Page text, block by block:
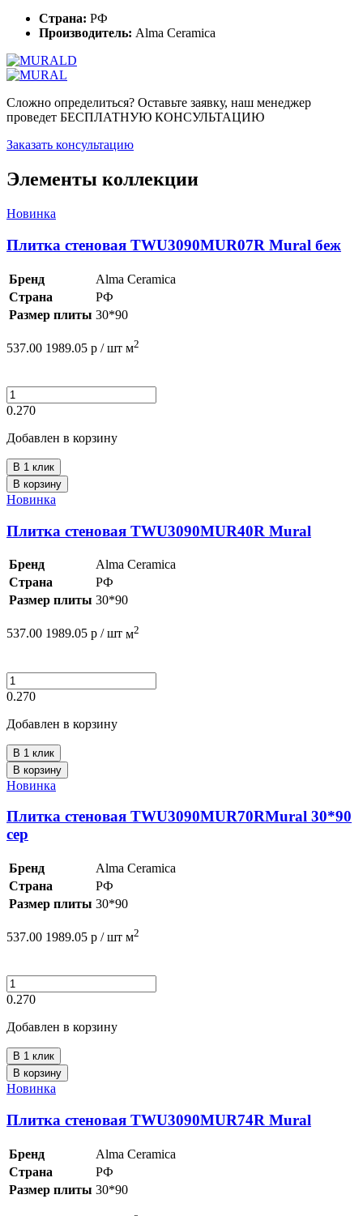
Страна: РФ
Производитель: Alma Ceramica
Сложно определиться? Оставьте заявку, наш менеджер
проведет БЕСПЛАТНУЮ КОНСУЛЬТАЦИЮ
Заказать консультацию
Элементы коллекции
Новинка
Плитка стеновая TWU3090MUR07R Mural беж
Бренд
Alma Ceramica
Страна
РФ
Размер плиты 30*90
537.00 1989.05 р / шт м2
0.270
Добавлен в корзину
В 1 клик
В корзину
Новинка
Плитка стеновая TWU3090MUR40R Mural
Бренд
Alma Ceramica
Страна
РФ
Размер плиты 30*90
537.00 1989.05 р / шт м2
0.270
Добавлен в корзину
В 1 клик
В корзину
Новинка
Плитка стеновая TWU3090MUR70RMural 30*90
сер
Бренд
Alma Ceramica
Страна
РФ
Размер плиты 30*90
537.00 1989.05 р / шт м2
0.270
Добавлен в корзину
В 1 клик
В корзину
Новинка
Плитка стеновая TWU3090MUR74R Mural
Бренд
Alma Ceramica
Страна
РФ
Размер плиты 30*90